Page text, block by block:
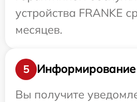
устройства FRANKE
месяцев.
5
Информирование
Вы получите